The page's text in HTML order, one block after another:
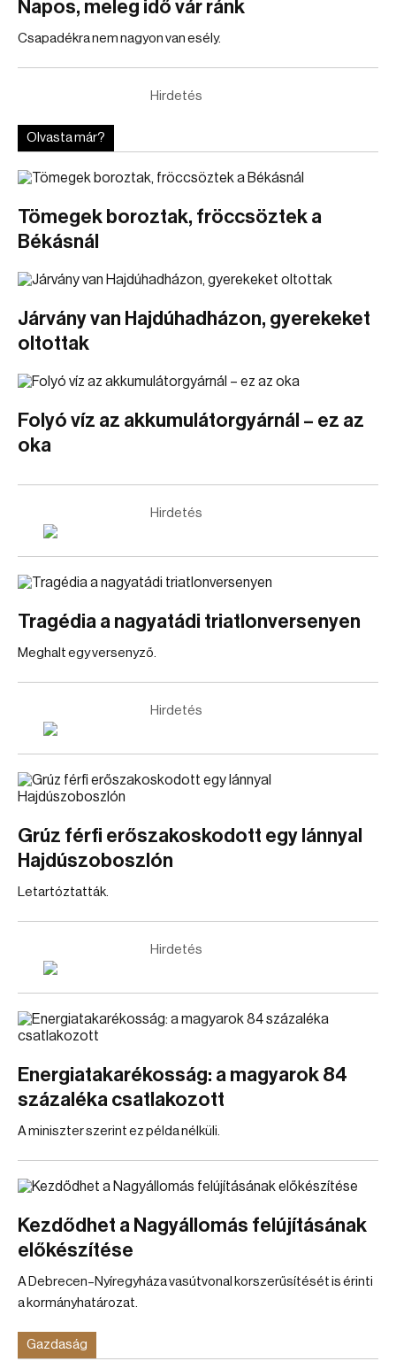
Napos, meleg idő vár ránk
Csapadékra nem nagyon van esély.
Hirdetés
Olvasta már?
Tömegek boroztak, fröccsöztek a
Békásnál
Járvány van Hajdúhadházon, gyerekeket
oltottak
Folyó víz az akkumulátorgyárnál – ez az
oka
Hirdetés
Tragédia a nagyatádi triatlonversenyen
Meghalt egy versenyző.
Hirdetés
Grúz férfi erőszakoskodott egy lánnyal
Hajdúszoboszlón
Letartóztatták.
Hirdetés
Energiatakarékosság: a magyarok 84
százaléka csatlakozott
A miniszter szerint ez példa nélküli.
Kezdődhet a Nagyállomás felújításának
előkészítése
A Debrecen–Nyíregyháza vasútvonal korszerűsítését is érinti
a kormányhatározat.
Gazdaság